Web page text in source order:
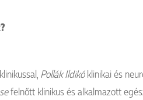
Pollák Ildikóklinikai és
felnőtt klinikus és alkalmazott